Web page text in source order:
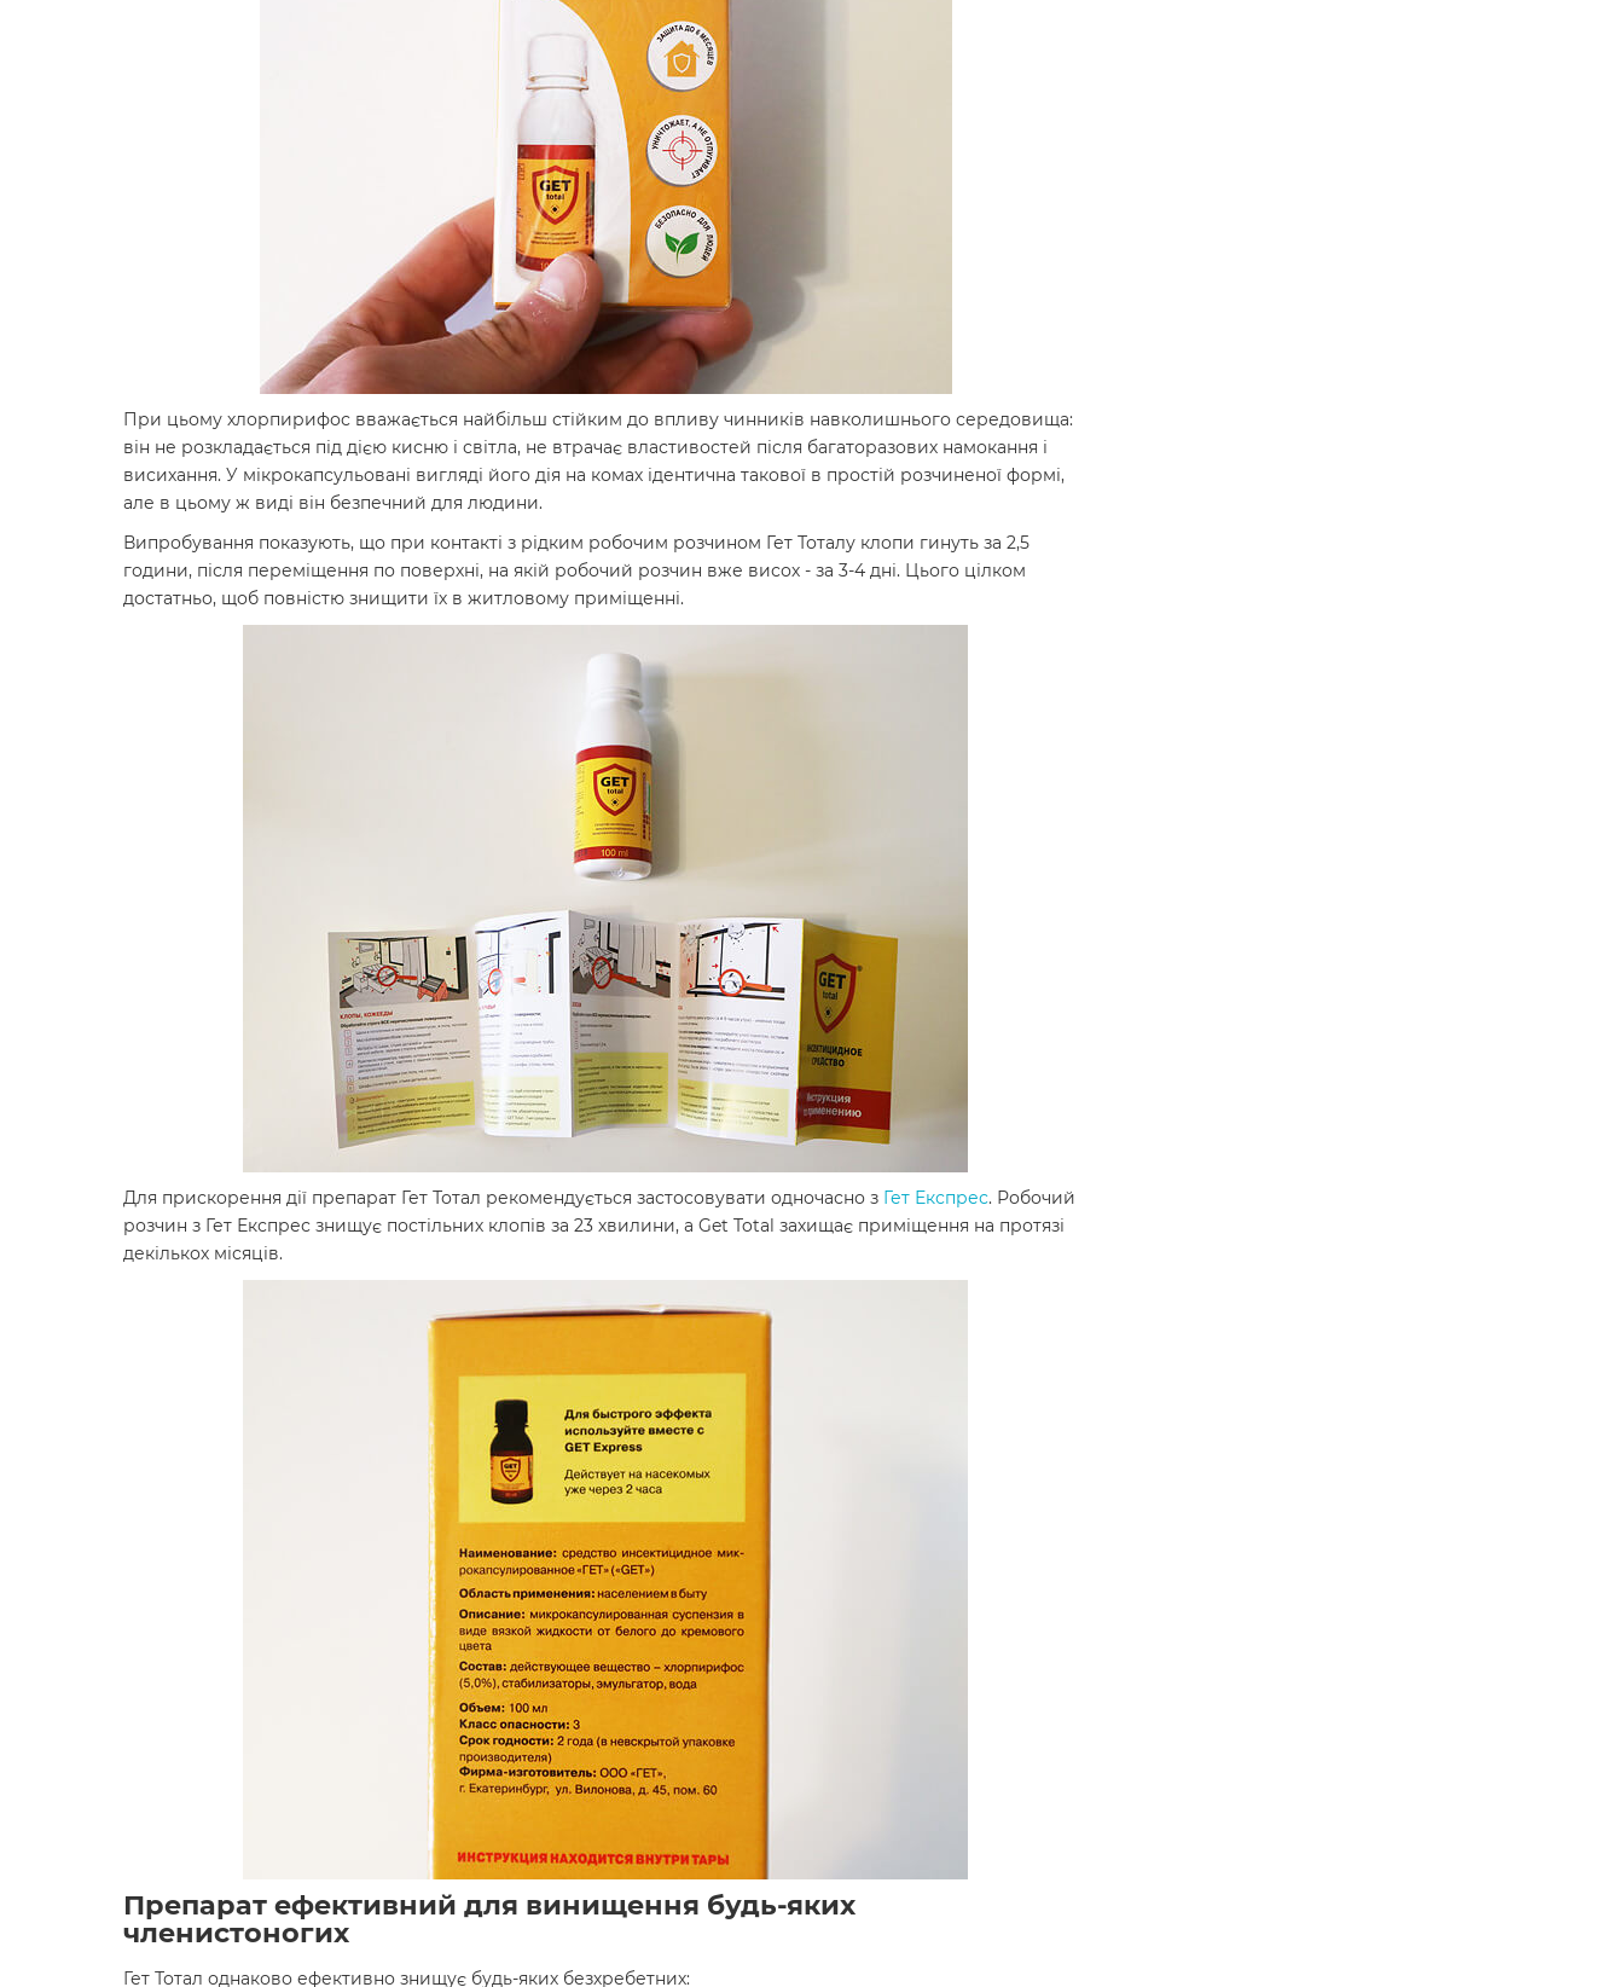
При цьому хлорпирифос вважається найбільш стійким до впливу чинників навколишнього середовища:
він не розкладається під дією кисню і світла, не втрачає властивостей після багаторазових намокання і
висихання. У мікрокапсульовані вигляді його дія на комах ідентична такової в простій розчиненої формі,
але в цьому ж виді він безпечний для людини.
Випробування показують, що при контакті з рідким робочим розчином Гет Тоталу клопи гинуть за 2,5
години, після переміщення по поверхні, на якій робочий розчин вже висох - за 3-4 дні. Цього цілком
достатньо, щоб повністю знищити їх в житловому приміщенні.
Для прискорення дії препарат Гет Тотал рекомендується застосовувати одночасно з Гет Експрес. Робочий
розчин з Гет Експрес знищує постільних клопів за 23 хвилини, а Get Total захищає приміщення на протязі
декількох місяців.
Препарат ефективний для винищення будь-яких
членистоногих
Гет Тотал однаково ефективно знищує будь-яких безхребетних: